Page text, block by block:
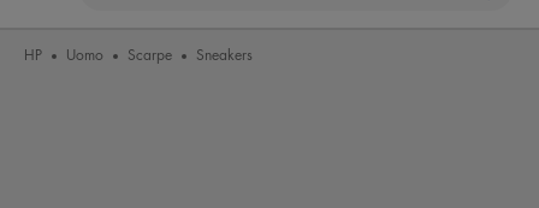
HP Uomo Scarpe Sneakers